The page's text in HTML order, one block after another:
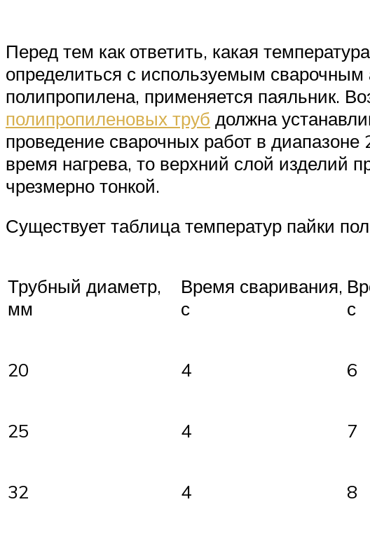
Перед тем как ответить, какая
определиться с используемым
полипропилена, применяется паяльник.
полипропиленовых труб должна
проведение сварочных работ в
время нагрева, то верхний слой изделий
чрезмерно тонкой.
Существует таблица температур пайки
Трубный диаметр,
мм
Время сваривания,
с
с
20 4 6
25 4 7
32 4 8